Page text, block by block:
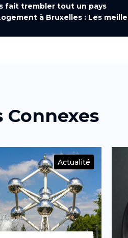
fait trembler tout un pays
à Bruxelles : Les
Actualité